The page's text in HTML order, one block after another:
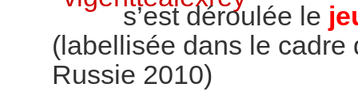
s’est déroulée le
(labellisée dans le cadre
Russie 2010)